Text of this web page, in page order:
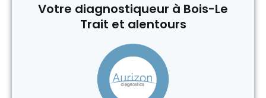
Votre diagnostiqueur à Bois-Le
Trait et alentours